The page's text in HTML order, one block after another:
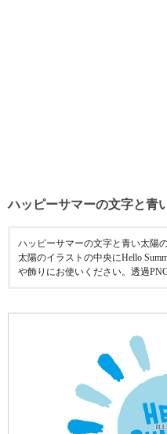
ハッピーサマーの文字と青
ハッピーサマーの文字と青い太陽
太陽のイラストの中央にHello
や飾りにお使いください。透過